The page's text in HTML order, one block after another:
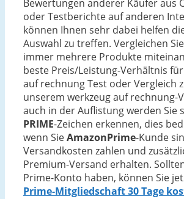
Bewertungen anderer Käufer aus
oder Testberichte auf anderen
können Ihnen sehr dabei helfen
Auswahl zu treffen. Vergleichen
immer mehrere Produkte
beste Preis/Leistung-Verhältnis
auf rechnung Test oder Vergleich
unserem werkzeug auf rechnung-
auch in der Auflistung werden Sie
PRIME-Zeichen erkennen, dies
wenn SieAmazonPrime-Kunde
Versandkosten zahlen und
Premium-Versand erhalten.
Prime-Konto haben, können Sie
Prime-Mitgliedschaft 30 Tage